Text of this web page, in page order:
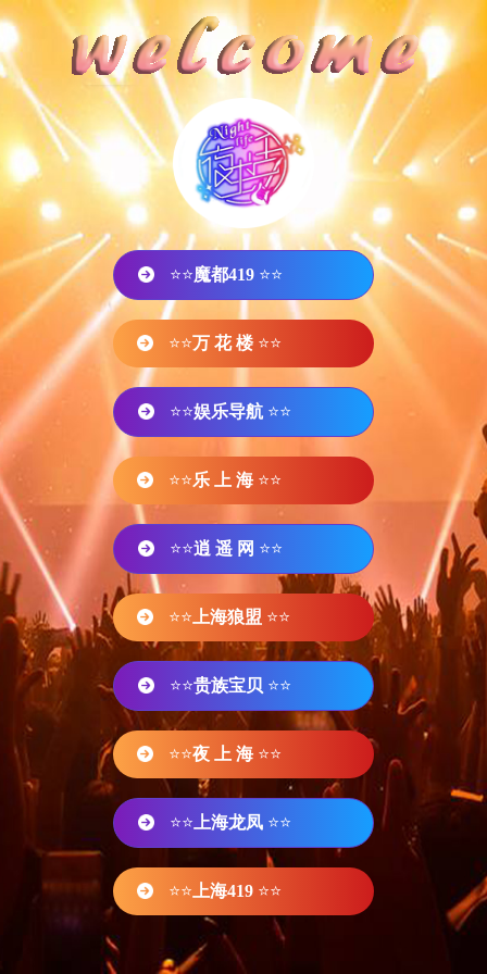
⭐⭐魔都419 ⭐⭐
⭐⭐万 花 楼 ⭐⭐
⭐⭐娱乐导航 ⭐⭐
⭐⭐乐 上 海 ⭐⭐
⭐⭐逍 遥 网 ⭐⭐
⭐⭐ 上海狼盟 ⭐⭐
⭐⭐贵族宝贝 ⭐⭐
⭐⭐夜 上 海 ⭐⭐
⭐⭐ 上海龙凤 ⭐⭐
⭐⭐ 上海419 ⭐⭐